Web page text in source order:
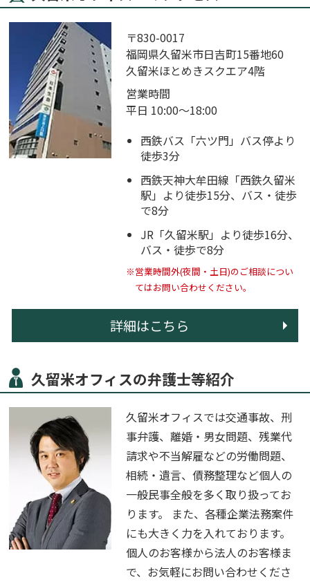
〒830-0017
福岡県久留米市日吉町15番地60
久留米ほとめきスクエア4階
営業時間
平日 10:00～18:00
西鉄バス「六ツ門」バス停より
徒歩3分
西鉄天神大牟田線「西鉄久留米
駅」より徒歩15分、バス・徒歩
で8分
JR「久留米駅」より徒歩16分、
バス・徒歩で8分
※営業時間外(夜間・土日)のご相談につい
てはお問い合わせください。
詳細はこちら
久留米オフィスの弁護士等紹介
久留米オフィスでは交通事故、刑
事弁護、離婚・男女問題、残業代
請求や不当解雇などの労働問題、
相続・遺言、債務整理など個人の
一般民事全般を多く取り扱ってお
ります。 また、各種企業法務案件
にも大きく力を入れております。
個人のお客様から法人のお客様ま
で、お気軽にお問い合わせくださ